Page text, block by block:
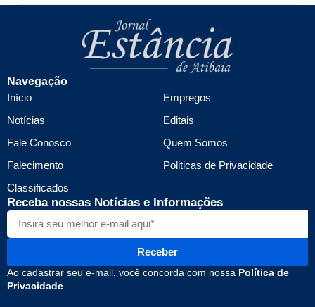
Navegação
Início
Notícias
Fale Conosco
Falecimento
Classificados
Empregos
Editais
Quem Somos
Politicas de Privacidade
Receba nossas Notícias e Informações
Receber
Ao cadastrar seu e-mail, você concorda com nossa Política de
Privacidade